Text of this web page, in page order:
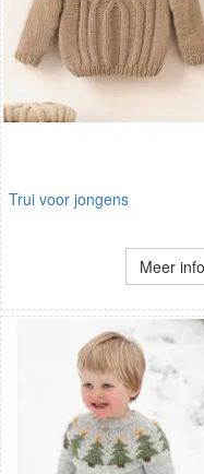
Trui voor jongens
Meer info